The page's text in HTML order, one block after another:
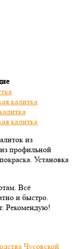
из
профильной
Установка
Всё
и быстро.
Рекомендую!